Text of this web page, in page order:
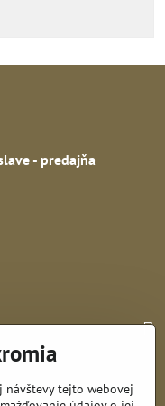
- predajňa
návštevy tejto webovej